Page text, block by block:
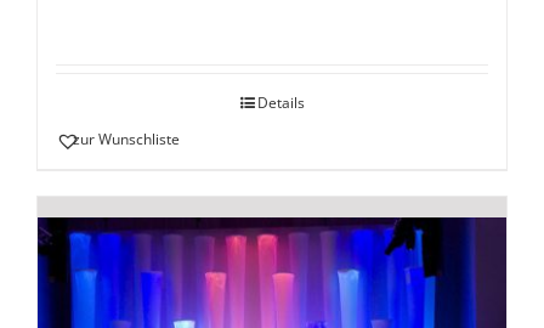
Details
zur Wunschliste